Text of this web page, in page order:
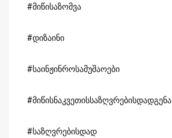
#მიწისაზომვა
#დიზაინი
#საინჟინროსამუშაოები
#მიწისნაკვეთისსაზღვრებისდადგენა
#საზღვრებისდად